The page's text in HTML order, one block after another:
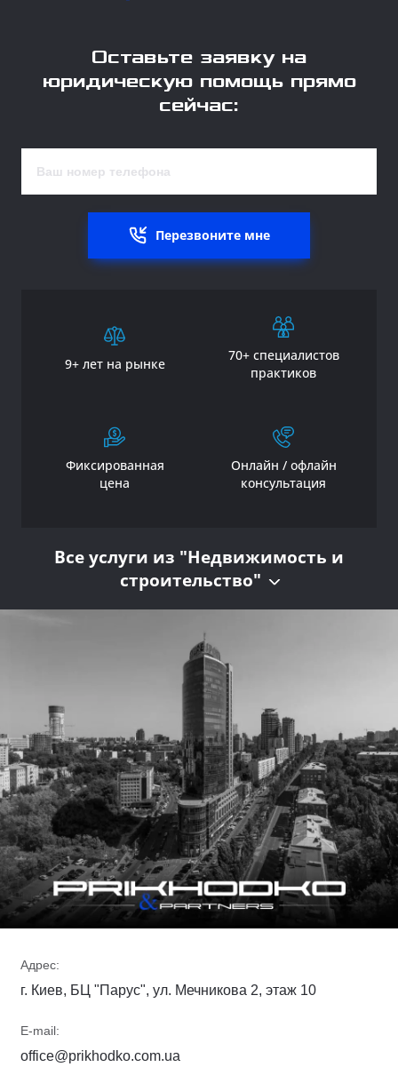
Оставьте заявку на
юридическую помощь прямо
сейчас:
Перезвоните мне
9+ лет на рынке
70+ специалистов
практиков
Фиксированная
цена
Онлайн / офлайн
консультация
Все услуги из "Недвижимость и
строительство"
Адрес:
г. Киев, БЦ "Парус", ул. Мечникова 2, этаж 10
E-mail:
office@prikhodko.com.ua